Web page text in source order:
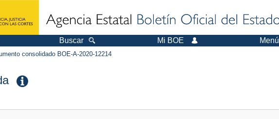
Buscar Mi BOE Menú
consolidado BOE-A-2020-12214